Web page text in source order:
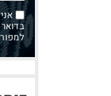
למפורט